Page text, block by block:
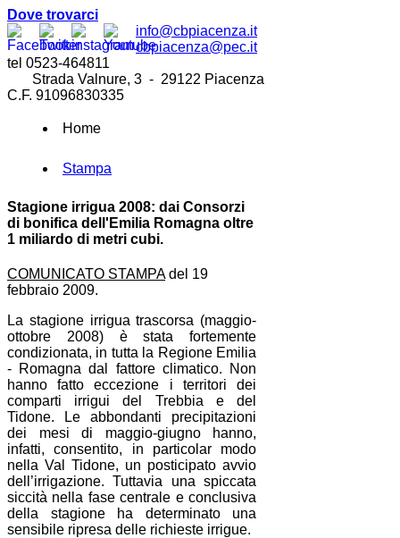
Dove trovarci
info@cbpiacenza.it
cbpiacenza@pec.it
tel 0523-464811
Strada Valnure, 3 - 29122 Piacenza
C.F. 91096830335
Home
Stampa
Stagione irrigua 2008: dai Consorzi
di bonifica dell'Emilia Romagna oltre
1 miliardo di metri cubi.
COMUNICATO STAMPAdel 19
febbraio 2009.
La stagione irrigua trascorsa (maggio-
ottobre 2008) è stata fortemente
condizionata, in tutta la Regione Emilia
- Romagna dal fattore climatico. Non
hanno fatto eccezione i territori dei
comparti irrigui del Trebbia e del
Tidone. Le abbondanti precipitazioni
dei mesi di maggio-giugno hanno,
infatti, consentito, in particolar modo
nella Val Tidone, un posticipato avvio
dell’irrigazione. Tuttavia una spiccata
siccità nella fase centrale e conclusiva
della stagione ha determinato una
sensibile ripresa delle richieste irrigue.